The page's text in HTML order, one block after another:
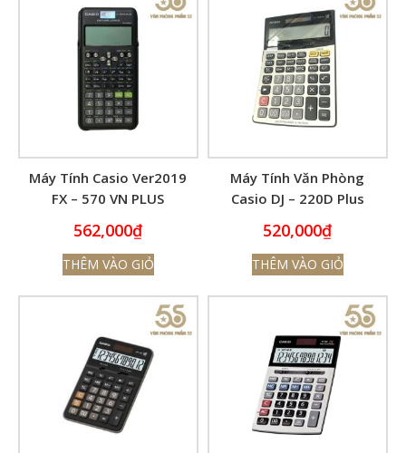
Máy Tính Casio Ver2019
FX – 570 VN PLUS
562,000₫
THÊM VÀO GIỎ
Máy Tính Văn Phòng
Casio DJ – 220D Plus
520,000₫
THÊM VÀO GIỎ